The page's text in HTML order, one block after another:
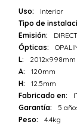
Uso:
Interior
Tipo de
Emisión:
Ópticas:
L:
2012x998mm
A:
120mm
H:
12.5mm
Fabricado en:
Garantía:
5
Peso:
4.4kg